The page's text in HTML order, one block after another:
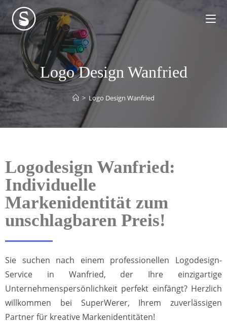
Logo Design Wanfried
> Logo Design Wanfried
Logodesign Wanfried:
Individuelle
Markenidentität zum
unschlagbaren Preis!
Sie suchen nach einem professionellen Logodesign-
Service in Wanfried, der Ihre einzigartige
Unternehmenspersönlichkeit perfekt einfängt? Herzlich
willkommen bei SuperWerer, Ihrem zuverlässigen
Partner für kreative Markenidentitäten!